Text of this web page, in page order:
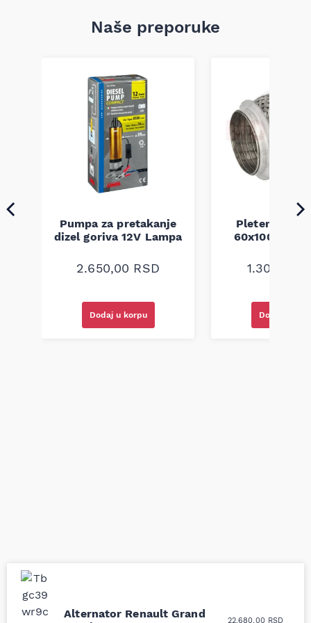
Naše preporuke
Pumpa za pretakanje
dizel goriva 12V Lampa
2.650,00 RSD
Dodaj u korpu
Pletenica
60x100
1.300,00
Dodaj u
Alternator Renault Grand
22.680,00 RSD
Uporedila sam sve
Odlična usluga i